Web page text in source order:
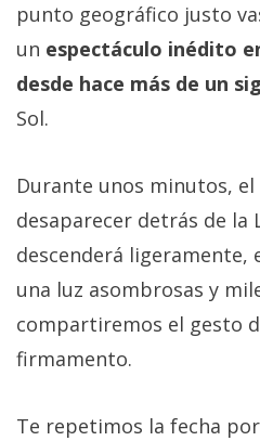
punto geográfico justo
un espectáculo inédito
desde hace más de un
Sol.
Durante unos minutos,
desaparecer detrás de
descenderá ligeramente,
una luz asombrosas y
compartiremos el gesto
firmamento.
Te repetimos la fecha